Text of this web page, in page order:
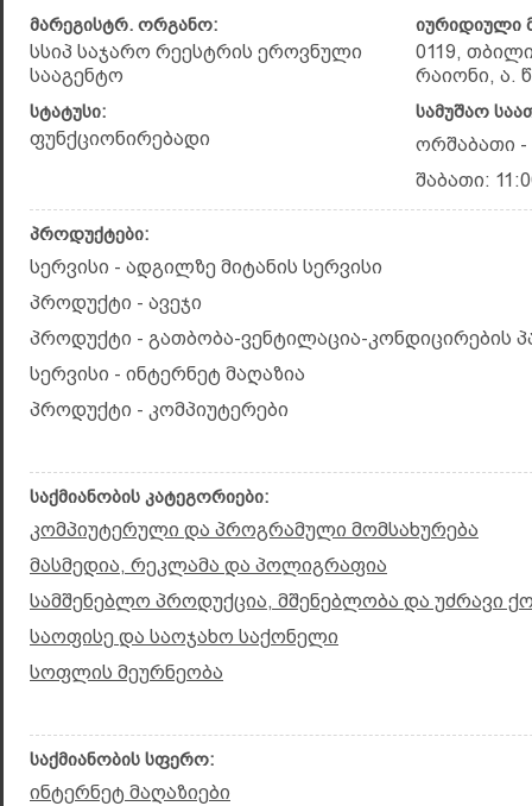
მარეგისტრ. ორგანო:
სსიპ საჯარო რეესტრის ეროვნული
სააგენტო
იურიდიული
0119,
რაიონი, ა.
სტატუსი:
ფუნქციონირებადი
სამუშაო
ორშაბათი -
შაბათი:
პროდუქტები:
სერვისი - ადგილზე მიტანის სერვისი
პროდუქტი - ავეჯი
პროდუქტი - გათბობა-ვენტილაცია-კონდიცირების
სერვისი - ინტერნეტ მაღაზია
პროდუქტი - კომპიუტერები
საქმიანობის კატეგორიები:
კომპიუტერული და პროგრამული მომსახურება
მასმედია, რეკლამა და პოლიგრაფია
სამშენებლო პროდუქცია, მშენებლობა და უძრავი
საოფისე და საოჯახო საქონელი
სოფლის მეურნეობა
საქმიანობის სფერო:
ინტერნეტ მაღაზიები